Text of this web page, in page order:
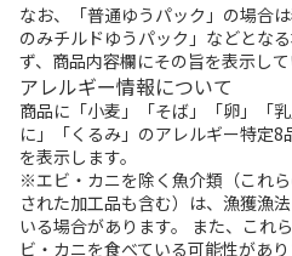
なお、「普通ゆうパック」の場合
のみチルドゆうパック」などとな
ず、商品内容欄にその旨を表示して
アレルギー情報について
商品に「小麦」「そば」「卵」「
に」「くるみ」のアレルギー特定
を表示します。
※エビ・カニを除く魚介類（これ
された加工品も含む）は、漁獲漁
いる場合があります。 また、これ
ビ・カニを食べている可能性があり